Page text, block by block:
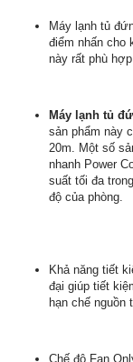
Máy lạnh tủ
điểm nhấn cho
này rất phù
Máy lạnh tủ
sản phẩm này
20m. Một số
nhanh Power
suất tối đa
độ của phòng.
Khả năng tiết
đại giúp tiết
hạn chế nguồn
Chế độ Fan